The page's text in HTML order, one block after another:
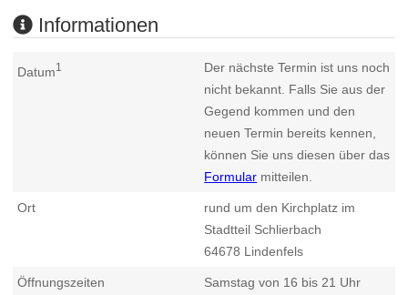
Informationen
Datum1
Der nächste Termin ist uns noch
nicht bekannt. Falls Sie aus der
Gegend kommen und den
neuen Termin bereits kennen,
können Sie uns diesen über das
Formular mitteilen.
Ort
rund um den Kirchplatz im
Stadtteil Schlierbach
64678 Lindenfels
Öffnungszeiten
Samstag von 16 bis 21 Uhr